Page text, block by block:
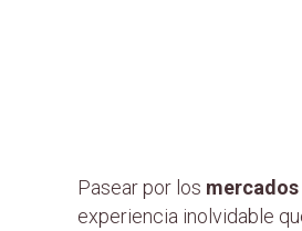
Pasear por los
experiencia inolvidable